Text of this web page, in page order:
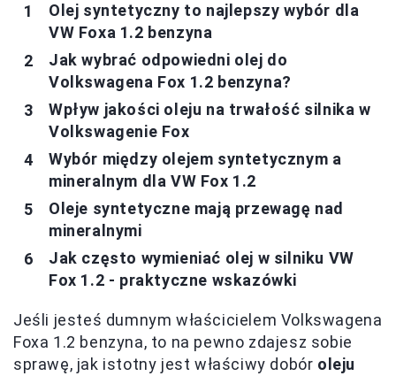
Olej syntetyczny to najlepszy wybór dla
VW Foxa 1.2 benzyna
Jak wybrać odpowiedni olej do
Volkswagena Fox 1.2 benzyna?
Wpływ jakości oleju na trwałość silnika w
Volkswagenie Fox
Wybór między olejem syntetycznym a
mineralnym dla VW Fox 1.2
Oleje syntetyczne mają przewagę nad
mineralnymi
Jak często wymieniać olej w silniku VW
Fox 1.2 - praktyczne wskazówki
Jeśli jesteś dumnym właścicielem Volkswagena
Foxa 1.2 benzyna, to na pewno zdajesz sobie
sprawę, jak istotny jest właściwy dobór oleju